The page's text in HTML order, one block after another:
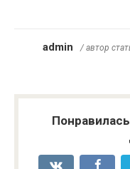
admin / автор